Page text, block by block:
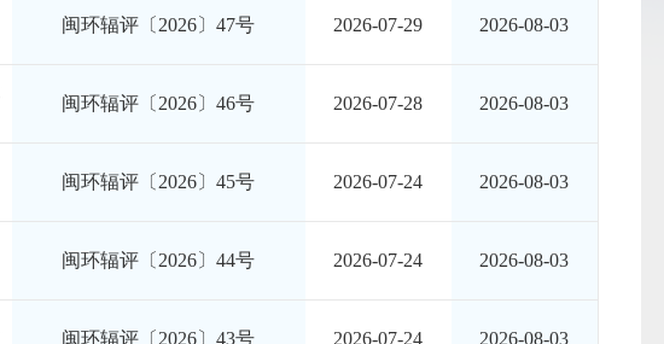
闽环辐评〔2026〕47号 2026-07-29 2026-08-03
闽环辐评〔2026〕46号 2026-07-28 2026-08-03
闽环辐评〔2026〕45号 2026-07-24 2026-08-03
闽环辐评〔2026〕44号 2026-07-24 2026-08-03
闽环辐评〔2026〕43号 2026-07-24 2026-08-03